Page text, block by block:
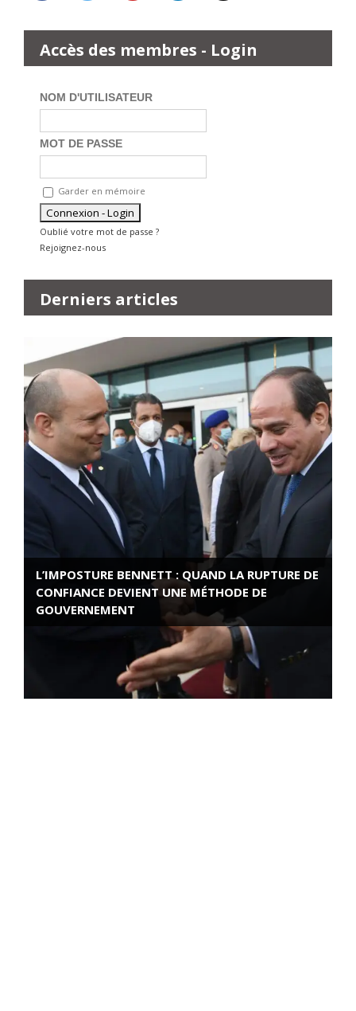
Accès des membres - Login
NOM D'UTILISATEUR
MOT DE PASSE
Garder en mémoire
Oublié votre mot de passe ?
Rejoignez-nous
Derniers articles
L’IMPOSTURE BENNETT : QUAND LA RUPTURE DE
CONFIANCE DEVIENT UNE MÉTHODE DE
GOUVERNEMENT
ROSE VALLAND, HEROÏNE DE LA RESISTANCE